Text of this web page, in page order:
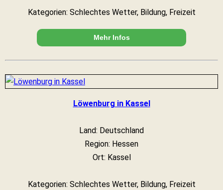
Kategorien: Schlechtes Wetter, Bildung, Freizeit
Mehr Infos
Löwenburg in Kassel
Land: Deutschland
Region: Hessen
Ort: Kassel
Kategorien: Schlechtes Wetter, Bildung, Freizeit